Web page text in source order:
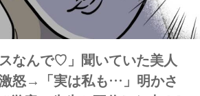
なんで♡」聞いていた美人
怒→「実は私も…」明かさ